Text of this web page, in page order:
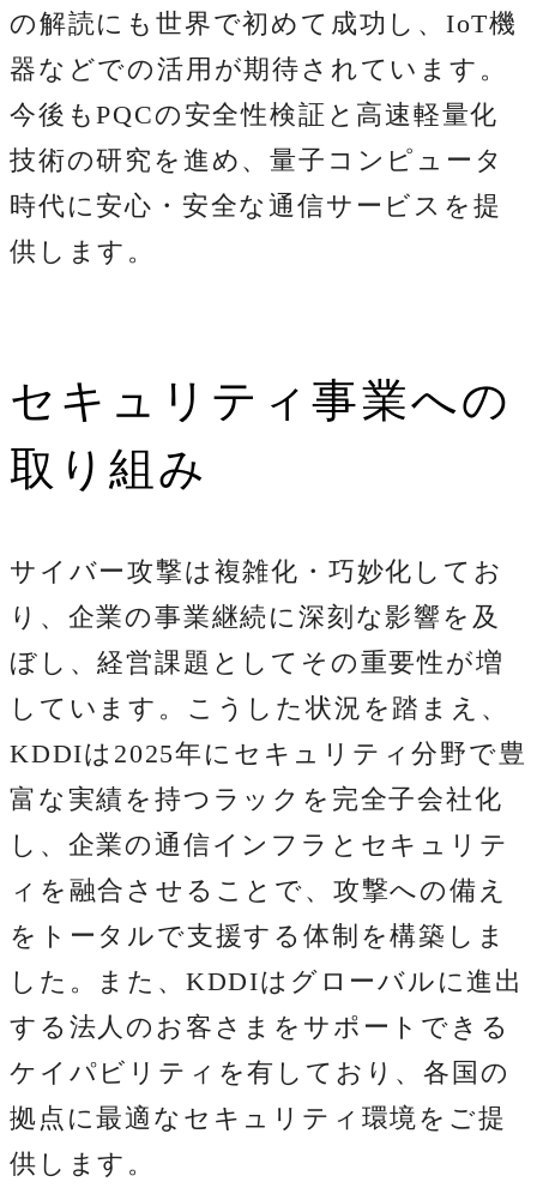
の解読にも世界で初めて成功し、IoT機
器などでの活用が期待されています。
今後もPQCの安全性検証と高速軽量化
技術の研究を進め、量子コンピュータ
時代に安心・安全な通信サービスを提
供します。
セキュリティ事業への
取り組み
サイバー攻撃は複雑化・巧妙化してお
り、企業の事業継続に深刻な影響を及
ぼし、経営課題としてその重要性が増
しています。こうした状況を踏まえ、
KDDIは2025年にセキュリティ分野で豊
富な実績を持つラックを完全子会社化
し、企業の通信インフラとセキュリテ
ィを融合させることで、攻撃への備え
をトータルで支援する体制を構築しま
した。また、KDDIはグローバルに進出
する法人のお客さまをサポートできる
ケイパビリティを有しており、各国の
拠点に最適なセキュリティ環境をご提
供します。